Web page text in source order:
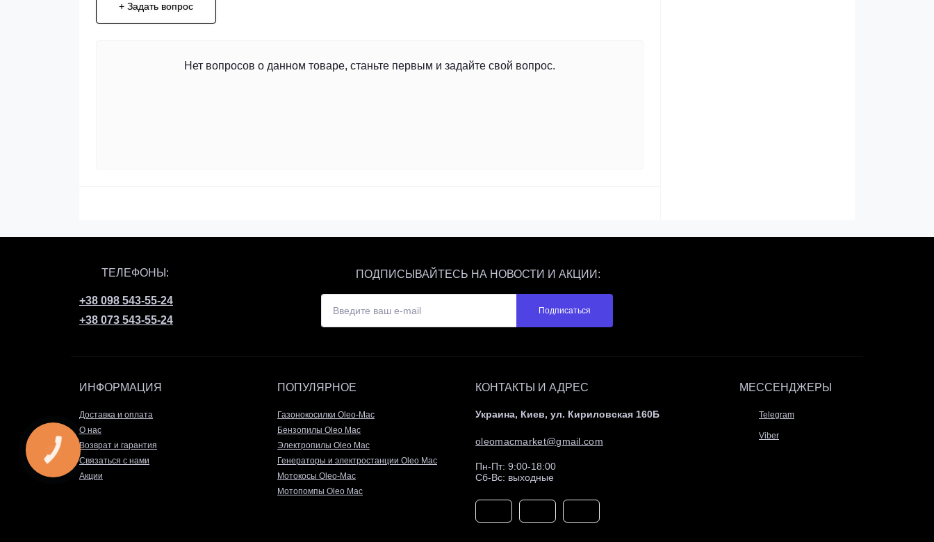
+ Задать вопрос
Нет вопросов о данном товаре, станьте первым и задайте свой вопрос.
ТЕЛЕФОНЫ:
+38 098 543-55-24
+38 073 543-55-24
ПОДПИСЫВАЙТЕСЬ НА НОВОСТИ И АКЦИИ:
Подписаться
ИНФОРМАЦИЯ
Доставка и оплата
О нас
Возврат и гарантия
Связаться с нами
Акции
ПОПУЛЯРНОЕ
Газонокосилки Oleo-Mac
Бензопилы Oleo Mac
Электропилы Oleo Mac
Генераторы и электростанции Oleo Mac
Мотокосы Oleo-Mac
Мотопомпы Oleo Mac
КОНТАКТЫ И АДРЕС
Украина, Киев, ул. Кириловская 160Б
oleomacmarket@gmail.com
Пн-Пт: 9:00-18:00
Сб-Вс: выходные
МЕССЕНДЖЕРЫ
Telegram
Viber
КНОПКА
ЗВ'ЯЗКУ